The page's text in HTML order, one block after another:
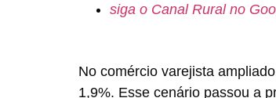
siga o Canal Rural no
No comércio varejista
1,9%. Esse cenário passou a